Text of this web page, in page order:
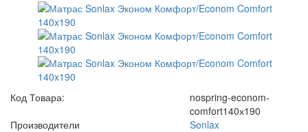
Код Товара:
nospring-econom-
comfort140х190
Производители
Sonlax